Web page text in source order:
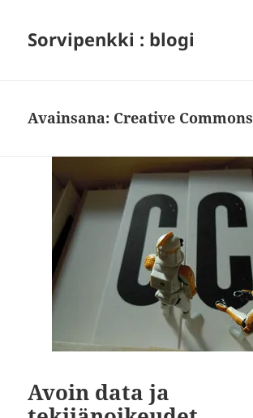
Sorvipenkki : blogi
Avainsana: Creative Commons
Avoin data ja